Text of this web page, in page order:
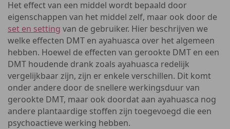
Het effect van een middel wordt bepaald door
eigenschappen van het middel zelf, maar ook door de
set en setting van de gebruiker. Hier beschrijven we
welke effecten DMT en ayahuasca over het algemeen
hebben. Hoewel de effecten van gerookte DMT en een
DMT houdende drank zoals ayahuasca redelijk
vergelijkbaar zijn, zijn er enkele verschillen. Dit komt
onder andere door de snellere werkingsduur van
gerookte DMT, maar ook doordat aan ayahuasca nog
andere plantaardige stoffen zijn toegevoegd die een
psychoactieve werking hebben.